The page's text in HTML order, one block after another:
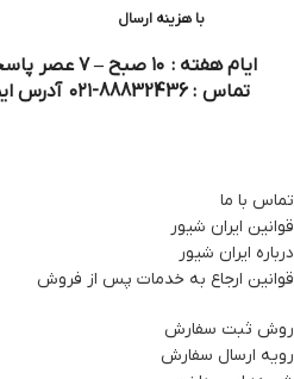
با هزینه ارسال
ایام هفته :
تماس : 88832436-۰۲۱ آدرس ایمیل : info@iranshaver.ir
تماس با ما
قوانین ایران شیور
درباره ایران شیور
قوانین ارجاع به خدمات پس از فروش
روش ثبت سفارش
رویه ارسال سفارش